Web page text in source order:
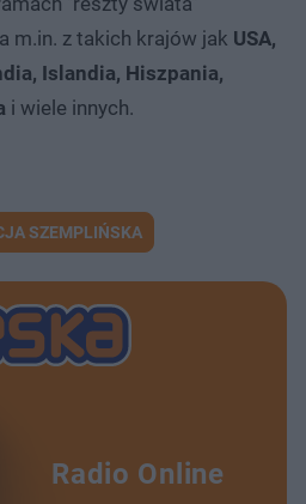
m.in. z takich krajów jak USA,
Islandia, Hiszpania,
i wiele innych.
SZEMPLIŃSKA
Radio Online